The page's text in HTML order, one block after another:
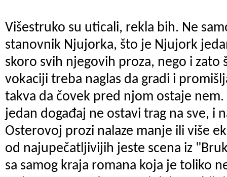
Višestruko su uticali, rekla bih. Ne
stanovnik Njujorka, što je Njujork
skoro svih njegovih proza, nego i zato
vokaciji treba naglas da gradi i
takva da čovek pred njom ostaje
jedan događaj ne ostavi trag na sve, i
Osterovoj prozi nalaze manje ili više
od najupečatljivijih jeste scena iz
sa samog kraja romana koja je toliko